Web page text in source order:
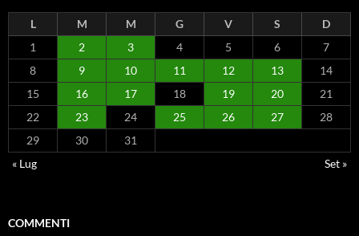
L M M G V S
D
1
2 3 4 5 6
7
8
9 10 11 12 13
14
15
16 17 18 19 20
21
22
23 24 25 26 27
28
29
30
31
« Lug
Set »
COMMENTI